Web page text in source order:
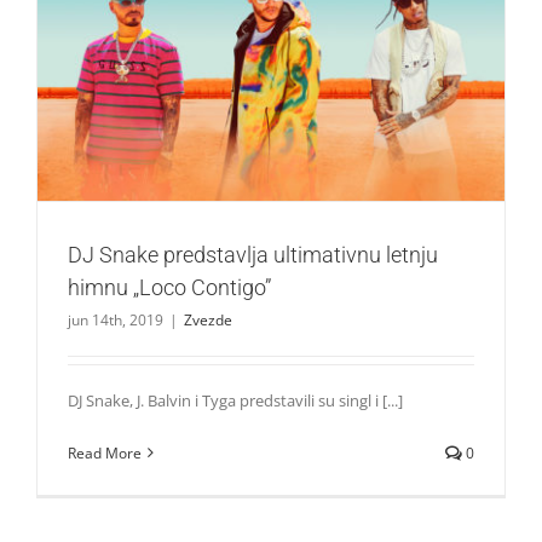
DJ Snake predstavlja ultimativnu letnju himnu „Loco
Contigo”
Zvezde
DJ Snake predstavlja ultimativnu letnju
himnu „Loco Contigo”
jun 14th, 2019 | Zvezde
DJ Snake, J. Balvin i Tyga predstavili su singl i [...]
Read More 0